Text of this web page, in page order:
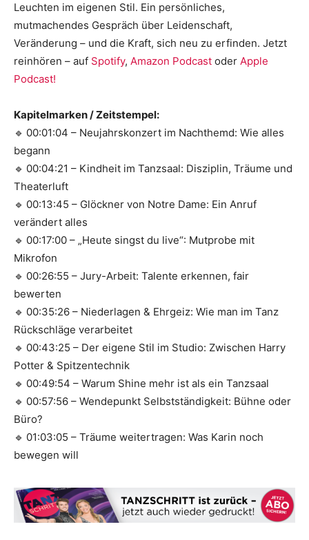
Leuchten im eigenen Stil. Ein persönliches,
mutmachendes Gespräch über Leidenschaft,
Veränderung – und die Kraft, sich neu zu erfinden. Jetzt
reinhören – auf Spotify, Amazon Podcast oder Apple
Podcast!
Kapitelmarken / Zeitstempel:
🔹 00:01:04 – Neujahrskonzert im Nachthemd: Wie alles
begann
🔹 00:04:21 – Kindheit im Tanzsaal: Disziplin, Träume und
Theaterluft
🔹 00:13:45 – Glöckner von Notre Dame: Ein Anruf
verändert alles
🔹 00:17:00 – „Heute singst du live“: Mutprobe mit
Mikrofon
🔹 00:26:55 – Jury-Arbeit: Talente erkennen, fair
bewerten
🔹 00:35:26 – Niederlagen & Ehrgeiz: Wie man im Tanz
Rückschläge verarbeitet
🔹 00:43:25 – Der eigene Stil im Studio: Zwischen Harry
Potter & Spitzentechnik
🔹 00:49:54 – Warum Shine mehr ist als ein Tanzsaal
🔹 00:57:56 – Wendepunkt Selbstständigkeit: Bühne oder
Büro?
🔹 01:03:05 – Träume weitertragen: Was Karin noch
bewegen will